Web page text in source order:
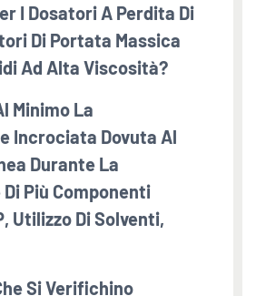
I Dosatori A Perdita Di
Di Portata Massica
Ad Alta Viscosità?
Minimo La
Incrociata Dovuta Al
Durante La
Più Componenti
Utilizzo Di Solventi,
Si Verifichino